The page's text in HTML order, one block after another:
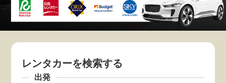
レンタカーを検索する
出発